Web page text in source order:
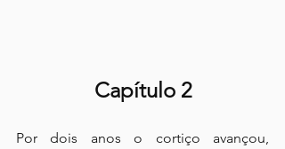
Capítulo 2
Por dois anos o cortiço avançou,